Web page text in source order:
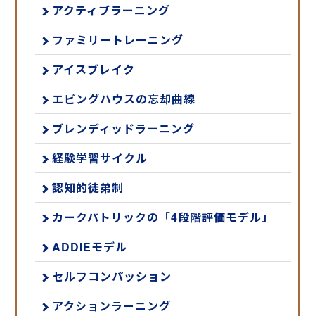
アクティブラーニング
ファミリートレーニング
アイスブレイク
エビングハウスの忘却曲線
ブレンディッドラーニング
経験学習サイクル
認知的徒弟制
カークパトリックの「4段階評価モデル」
ADDIEモデル
セルフコンパッション
アクションラーニング